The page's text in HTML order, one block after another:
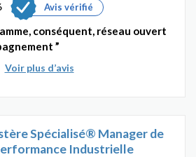
Avis vérifié
conséquent, réseau ouvert
Voir plus d’avis
Spécialisé® Manager de
Industrielle